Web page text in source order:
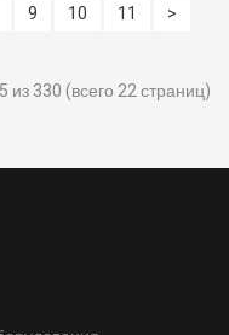
9 10 11
>
из 330 (всего 22 страниц)